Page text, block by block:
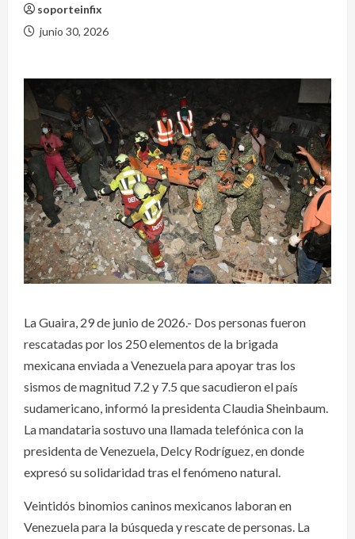
soporteinfix
junio 30, 2026
La Guaira, 29 de junio de 2026.- Dos personas fueron
rescatadas por los 250 elementos de la brigada
mexicana enviada a Venezuela para apoyar tras los
sismos de magnitud 7.2 y 7.5 que sacudieron el país
sudamericano, informó la presidenta Claudia Sheinbaum.
La mandataria sostuvo una llamada telefónica con la
presidenta de Venezuela, Delcy Rodríguez, en donde
expresó su solidaridad tras el fenómeno natural.
Veintidós binomios caninos mexicanos laboran en
Venezuela para la búsqueda y rescate de personas. La